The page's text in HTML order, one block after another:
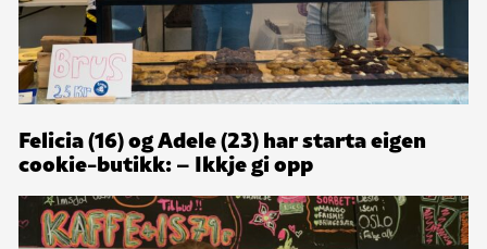
Felicia (16) og Adele (23) har starta eigen
cookie-butikk: – Ikkje gi opp